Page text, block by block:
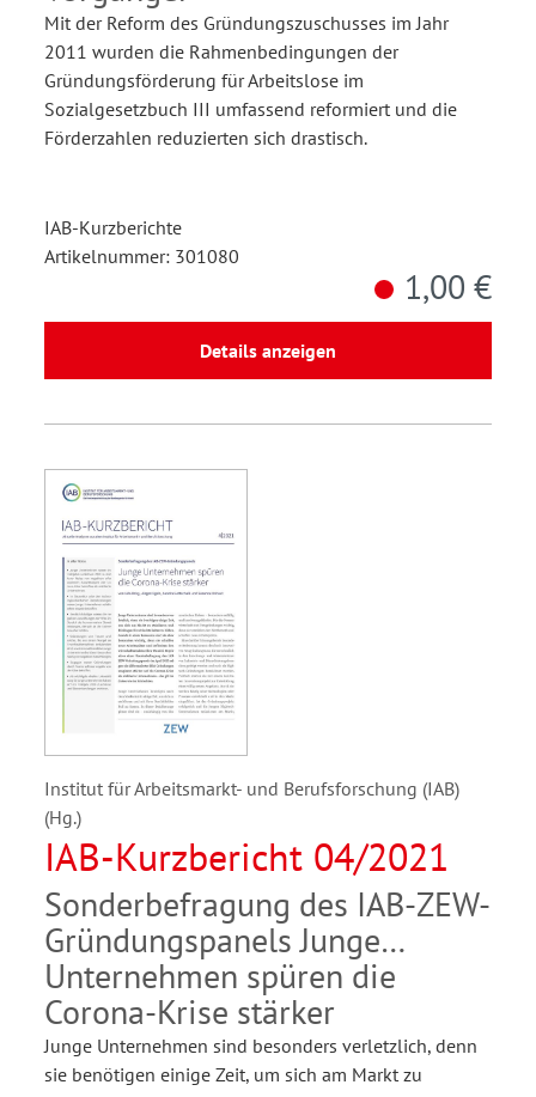
Mit der Reform des Gründungszuschusses im Jahr
2011 wurden die Rahmenbedingungen der
Gründungsförderung für Arbeitslose im
Sozialgesetzbuch III umfassend reformiert und die
Förderzahlen reduzierten sich drastisch.
IAB-Kurzberichte
Artikelnummer: 301080
1,00 €
Details anzeigen
Institut für Arbeitsmarkt- und Berufsforschung (IAB)
(Hg.)
IAB-Kurzbericht 04/2021
Sonderbefragung des IAB-ZEW-
Gründungspanels Junge
Unternehmen spüren die
Corona-Krise stärker
Junge Unternehmen sind besonders verletzlich, denn
sie benötigen einige Zeit, um sich am Markt zu